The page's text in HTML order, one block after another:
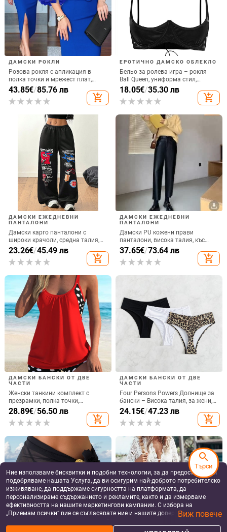
ДАМСКИ РОКЛИ
Розова рокля с апликация в
полка точки и мрежест плат,
ръкави фенер, тясна талия,
кройка bodycon, дължина миди
43.85€/85.76 лв
add_shopping_cart
ЕРОТИЧНО ДАМСКО ОБЛЕКЛО
Бельо за ролева игра – рокля
Ball Queen, униформа стил,
полиестерова материя 90–95%
18.05€/35.30 лв
add_shopping_cart
ДАМСКИ ЕЖЕДНЕВНИ
ПАНТАЛОНИ
Дамски карго панталони с
широки крачоли, средна талия,
дълги, 95% полиестер, без
намачкване, леко еластични
23.26€/45.49 лв
add_shopping_cart
ДАМСКИ ЕЖЕДНЕВНИ
ПАНТАЛОНИ
Дамски PU кожени прави
панталони, висока талия, къс
крачол, ретро стил, изчистен
силует, есенно-зимна 2025
37.65€/73.64 лв
add_shopping_cart
ДАМСКИ БАНСКИ ОТ ДВЕ
ЧАСТИ
Женски танкини комплект с
презрамки, полка точки,
двучастен бански в стил
Европейски и Американски
28.89€/56.50 лв
add_shopping_cart
ДАМСКИ БАНСКИ ОТ ДВЕ
ЧАСТИ
Four Persons Powers Долнище за
бански – Висока талия, за жени,
найлон 80% с подплата 20%, за
плуване
24.15€/47.23 лв
add_shopping_cart
Ние използваме бисквитки и подобни технологии, за да предоставяме и
подобряваме нашата Услуга, да ви осигурим най-доброто потребителско
изживяване, да поддържаме сигурността на платформата, да
персонализираме съдържанието и рекламите, както и да измерваме
ефективността на нашите маркетингови кампании. С избора на
„Приемам всички“ вие се съгласявате ние и нашите доверени партньори
да съхраняваме бисквитки и подобни технологии на вашето устройство
за рекламни и аналитични цели. Можете по всяко време да управлявате
Виж повече
search
Търси